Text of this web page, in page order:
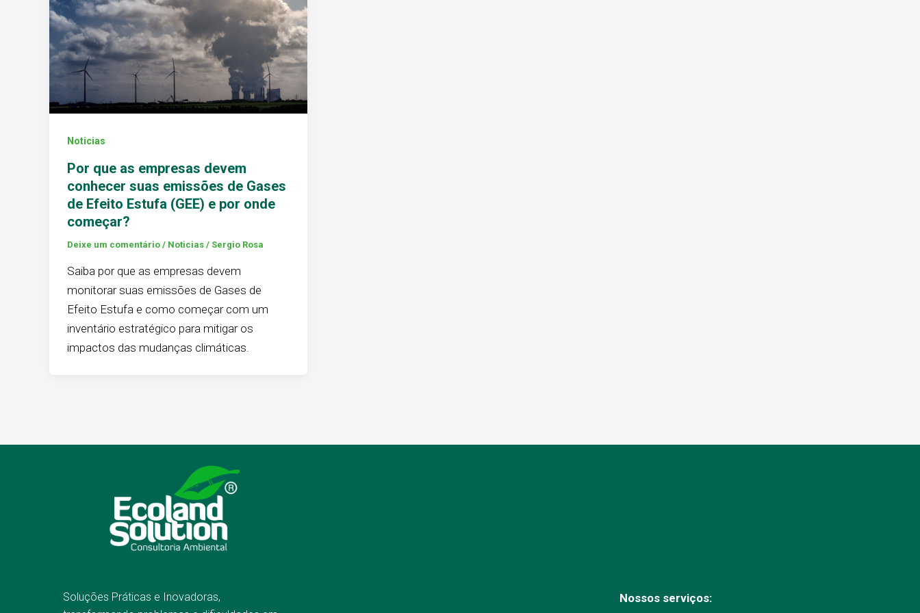
Noticias
Por que as empresas devem
conhecer suas emissões de Gases
de Efeito Estufa (GEE) e por onde
começar?
Deixe um comentário / Noticias/ Sergio Rosa
Saiba por que as empresas devem
monitorar suas emissões de Gases de
Efeito Estufa e como começar com um
inventário estratégico para mitigar os
impactos das mudanças climáticas.
Soluções Práticas e Inovadoras,
Nossos serviços: